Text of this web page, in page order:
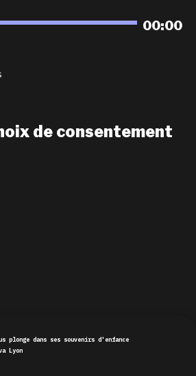
00:00
de consentement
plonge dans ses souvenirs d'enfance
Lyon